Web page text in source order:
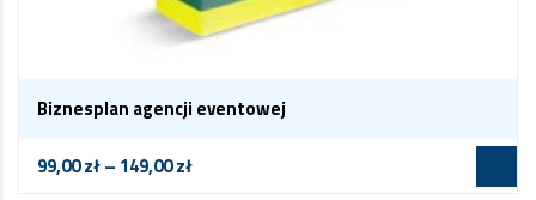
Biznesplan agencji eventowej
99,00zł– 149,00zł